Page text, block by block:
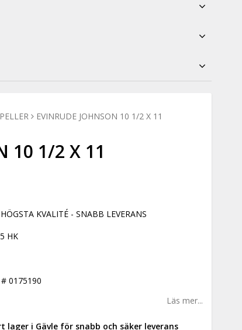
EVINRUDE JOHNSON 10 1/2 X 11
10 1/2 X 11
KVALITÉ - SNABB LEVERANS
HK
# 0175190
Läs mer...
lager i Gävle för snabb och säker leverans